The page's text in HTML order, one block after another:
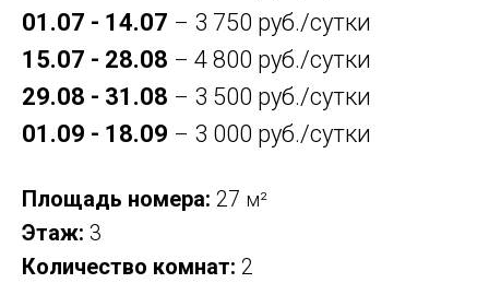
01.07 - 14.07 – 3 750 руб./сутки
15.07 - 28.08 – 4 800 руб./сутки
29.08 - 31.08 – 3 500 руб./сутки
01.09 - 18.09 – 3 000 руб./сутки
Площадь номера: 27 м²
Этаж: 3
Количество комнат: 2